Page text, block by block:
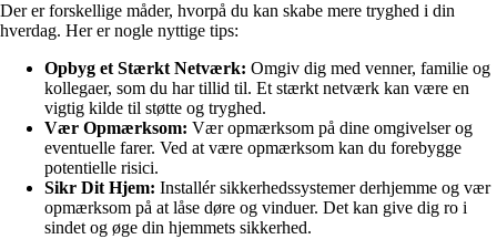
Der er forskellige måder, hvorpå du kan skabe mere tryghed i din
hverdag. Her er nogle nyttige tips:
Opbyg et Stærkt Netværk: Omgiv dig med venner, familie og
kollegaer, som du har tillid til. Et stærkt netværk kan være en
vigtig kilde til støtte og tryghed.
Vær Opmærksom: Vær opmærksom på dine omgivelser og
eventuelle farer. Ved at være opmærksom kan du forebygge
potentielle risici.
Sikr Dit Hjem: Installér sikkerhedssystemer derhjemme og vær
opmærksom på at låse døre og vinduer. Det kan give dig ro i
sindet og øge din hjemmets sikkerhed.